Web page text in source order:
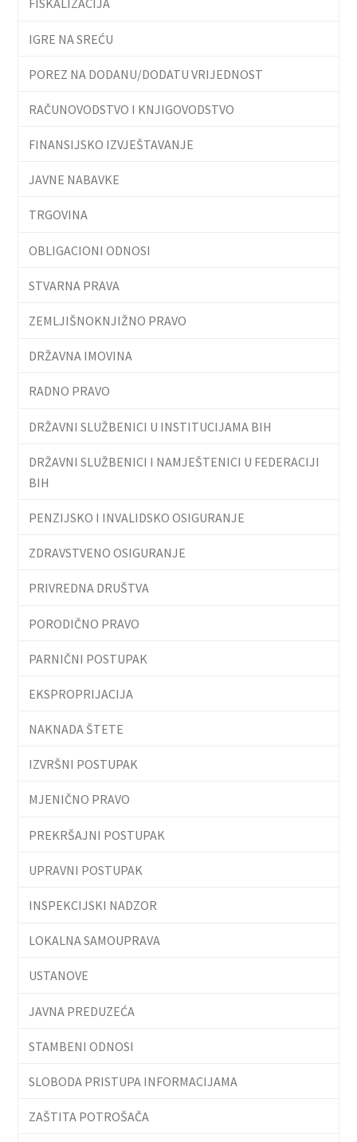
IGRE NA SREĆU
POREZ NA DODANU/DODATU VRIJEDNOST
RAČUNOVODSTVO I KNJIGOVODSTVO
FINANSIJSKO IZVJEŠTAVANJE
JAVNE NABAVKE
TRGOVINA
OBLIGACIONI ODNOSI
STVARNA PRAVA
ZEMLJIŠNOKNJIŽNO PRAVO
DRŽAVNA IMOVINA
RADNO PRAVO
DRŽAVNI SLUŽBENICI U INSTITUCIJAMA BIH
DRŽAVNI SLUŽBENICI I NAMJEŠTENICI U FEDERACIJI
BIH
PENZIJSKO I INVALIDSKO OSIGURANJE
ZDRAVSTVENO OSIGURANJE
PRIVREDNA DRUŠTVA
PORODIČNO PRAVO
PARNIČNI POSTUPAK
EKSPROPRIJACIJA
NAKNADA ŠTETE
IZVRŠNI POSTUPAK
MJENIČNO PRAVO
PREKRŠAJNI POSTUPAK
UPRAVNI POSTUPAK
INSPEKCIJSKI NADZOR
LOKALNA SAMOUPRAVA
USTANOVE
JAVNA PREDUZEĆA
STAMBENI ODNOSI
SLOBODA PRISTUPA INFORMACIJAMA
ZAŠTITA POTROŠAČA